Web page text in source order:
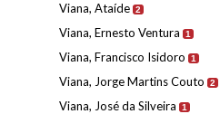
Viana, Ataíde 2
Viana, Ernesto Ventura 1
Viana, Francisco Isidoro 1
Viana, Jorge Martins Couto 2
Viana, José da Silveira 1